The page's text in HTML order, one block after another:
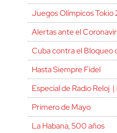
Juegos Olímpicos Tokio
Alertas ante el
Cuba contra el Bloqueo
Hasta Siempre Fidel
Especial de Radio Reloj
Primero de Mayo
La Habana, 500 años